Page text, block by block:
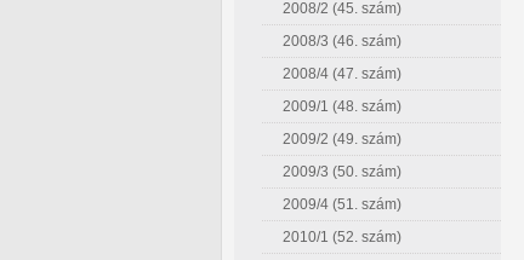
2008/2 (45. szám)
2008/3 (46. szám)
2008/4 (47. szám)
2009/1 (48. szám)
2009/2 (49. szám)
2009/3 (50. szám)
2009/4 (51. szám)
2010/1 (52. szám)